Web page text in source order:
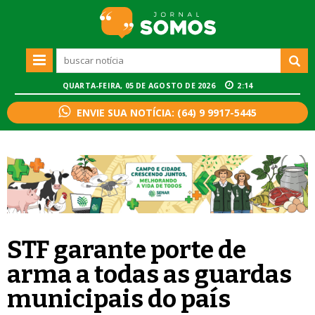
QUARTA-FEIRA, 05 DE AGOSTO DE 2026 2:14
ENVIE SUA NOTÍCIA: (64) 9 9917-5445
STF garante porte de
arma a todas as guardas
municipais do país